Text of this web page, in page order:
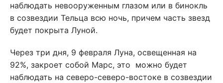
наблюдать невооруженным глазом или в бинокль
в созвездии Тельца всю ночь, причем часть звезд
будет покрыта Луной.
Через три дня, 9 февраля Луна, освещенная на
92%, закроет собой Марс, это можно будет
наблюдать на северо-северо-востоке в созвездии